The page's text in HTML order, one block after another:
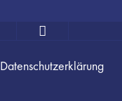
Datenschutzerklärung